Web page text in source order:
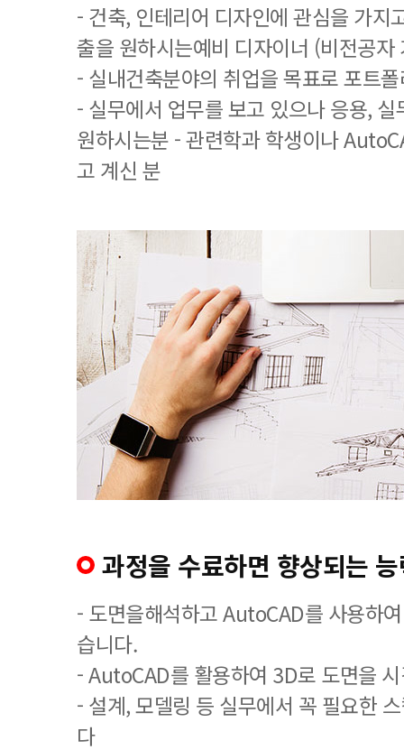
- 건축, 인테리어 디자인에 관심을 가지
출을 원하시는예비 디자이너 (비전공자
- 실내건축분야의 취업을 목표로 포트
- 실무에서 업무를 보고 있으나 응용,
원하시는분 - 관련학과 학생이나
고 계신 분
과정을 수료하면 향상되는
- 도면을해석하고 AutoCAD를 사용하
습니다.
- AutoCAD를 활용하여 3D로 도면을
- 설계, 모델링 등 실무에서 꼭 필요한
다